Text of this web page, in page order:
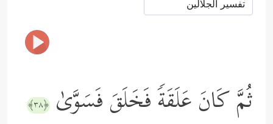
ثُمَّ كَانَ عَلَقَةࣰ فَخَلَقَ فَسَوَّىٰ ﴿٣٨﴾